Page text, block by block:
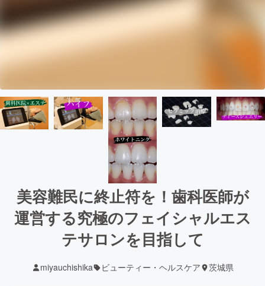
美容難民に終止符を！歯科医師が
運営する究極のフェイシャルエス
テサロンを目指して
miyauchishika ビューティー・ヘルスケア 茨城県